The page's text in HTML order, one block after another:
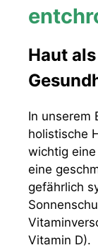
Haut
In unserem
holistische
wichtig
eine
gefährlich
Vitamin D).